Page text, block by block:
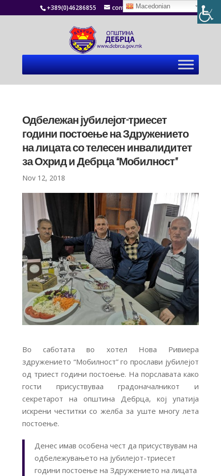
+389(0)46286855 contact@debrca.gov.mk
Одбележан јубилејот-триесет
години постоење на Здружението
на лицата со телесен инвалидитет
за Охрид и Дебрца “Мобилност”
Nov 12, 2018
Во саботата во хотел Нова Ривиера
здружението “Мобилност” го прослави јубилејот
од триест години постоење. На порславата како
гости присуствуваа градоначалникот и
секретарот на општина Дебрца, кој упатија
искрени честитки со желба за уште многу лета
постоење.
Денес имав особена чест да присуствувам на
одбележувањето на јубилејот-триесет
години постоење на Здружението на лицата
Macedonian